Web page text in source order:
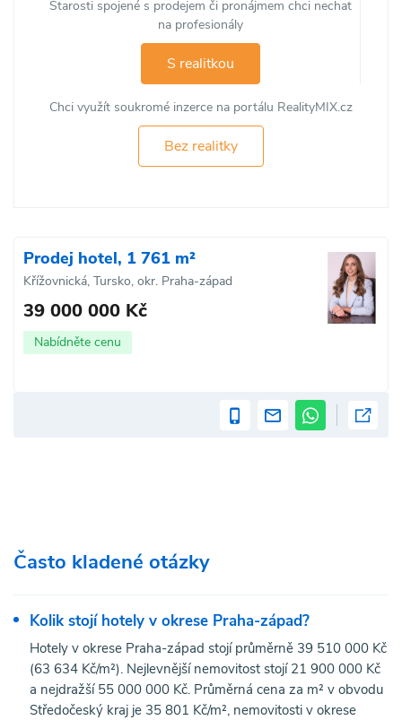
Starosti spojené s prodejem či pronájmem chci nechat
na profesionály
S realitkou
Chci využít soukromé inzerce na portálu RealityMIX.cz
Bez realitky
Prodej hotel, 1 761 m²
Křížovnická, Tursko, okr. Praha-západ
39 000 000 Kč
Nabídněte cenu
Často kladené otázky
Kolik stojí hotely v okrese Praha-západ?
Hotely v okrese Praha-západ stojí průměrně 39 510 000 Kč
(63 634 Kč/m²). Nejlevnější nemovitost stojí 21 900 000 Kč
a nejdražší 55 000 000 Kč. Průměrná cena za m² v obvodu
Středočeský kraj je 35 801 Kč/m², nemovitosti v okrese